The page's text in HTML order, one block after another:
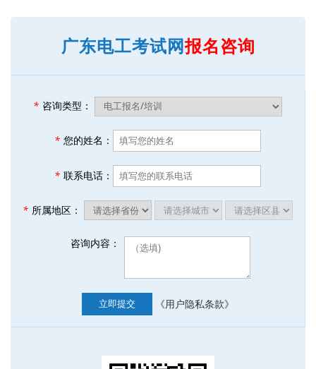
广东电工考试网报名咨询
* 咨询类型：
* 您的姓名：
* 联系电话：
* 所属地区：
咨询内容：
立即提交 《用户隐私条款》